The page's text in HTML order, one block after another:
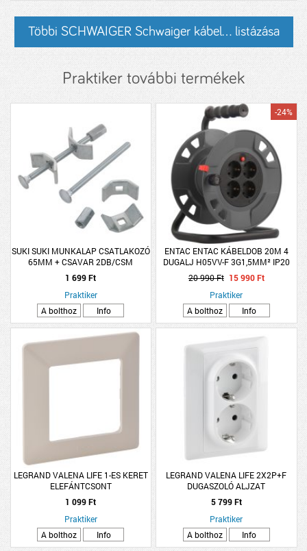
Többi SCHWAIGER Schwaiger kábel... listázása
Praktiker további termékek
SUKI SUKI MUNKALAP CSATLAKOZÓ
65MM + CSAVAR 2DB/CSM
1 699 Ft
Praktiker
A bolthoz
Info
ENTAC ENTAC KÁBELDOB 20M 4
DUGALJ H05VV-F 3G1,5MM² IP20
-24%
20 990 Ft 15 990 Ft
Praktiker
A bolthoz
Info
LEGRAND VALENA LIFE 1-ES KERET
ELEFÁNTCSONT
1 099 Ft
Praktiker
A bolthoz
Info
LEGRAND VALENA LIFE 2X2P+F
DUGASZOLÓ ALJZAT
GYERMEKVÉDELEMMEL FEHÉR
5 799 Ft
Praktiker
A bolthoz
Info